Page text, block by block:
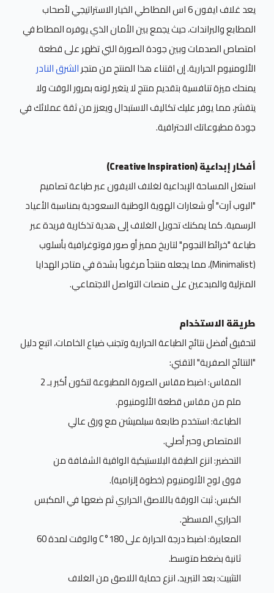
يعد غلاف ايفون 6 اس المطاطي الخيار الاستراتيجي لأصحاب
المطابع والبراندات، حيث يجمع بين الأمان الذي يوفره المطاط في
امتصاص الصدمات وبين جودة الصورة التي تظهر على قطعة
الألومنيوم الحرارية. إن اقتناء هذا المنتج من متجرالشرق النادر
يمنحك ميزة تنافسية بتقديم منتج لا يتغير لونه بمرور الوقت ولا
يتقشر، مما يوفر عليك تكاليف الاستبدال ويعزز من ثقة عملائك في
جودة مطبوعاتك الاحترافية.
أفكار إبداعية (Creative Inspiration)
استغل المساحة الإبداعية لغلاف الايفون عبر طباعة تصاميم
"البوب آرت" أو شعارات الهوية الوطنية السعودية بمناسبة الأعياد
الرسمية. كما يمكنك تحويل الغلاف إلى هدية تذكارية فريدة عبر
طباعة "خرائط النجوم" لتاريخ مميز أو صور فوتوغرافية بأسلوب
(Minimalist)، مما يجعله منتجاً مرغوباً بشدة في متاجر الهدايا
المنزلية والمبدعين على منصات التواصل الاجتماعي.
طريقة الاستخدام
لتحقيق أفضل نتائج الطباعة الحرارية وتجنب ضياع الخامات، اتبع دليل
"النتائج الصفرية" التقني:
المقاس: اضبط مقاس الصورة المطبوعة لتكون أكبر بـ 2
ملم من مقاس قطعة الألومنيوم.
الطباعة: استخدم طابعة سبلميشن مع ورق عالي
الامتصاص وحبر أصلي.
التحضير: انزع الطبقة البلاستيكية الواقية الشفافة من
فوق لوح الألومنيوم (خطوة إلزامية).
الكبس: ثبت الورقة باللاصق الحراري ثم ضعها في المكبس
الحراري المسطح.
المعايرة: اضبط درجة الحرارة على 180°C والوقت لمدة 60
ثانية بضغط متوسط.
التثبيت: بعد التبريد، انزع حماية اللاصق من الغلاف